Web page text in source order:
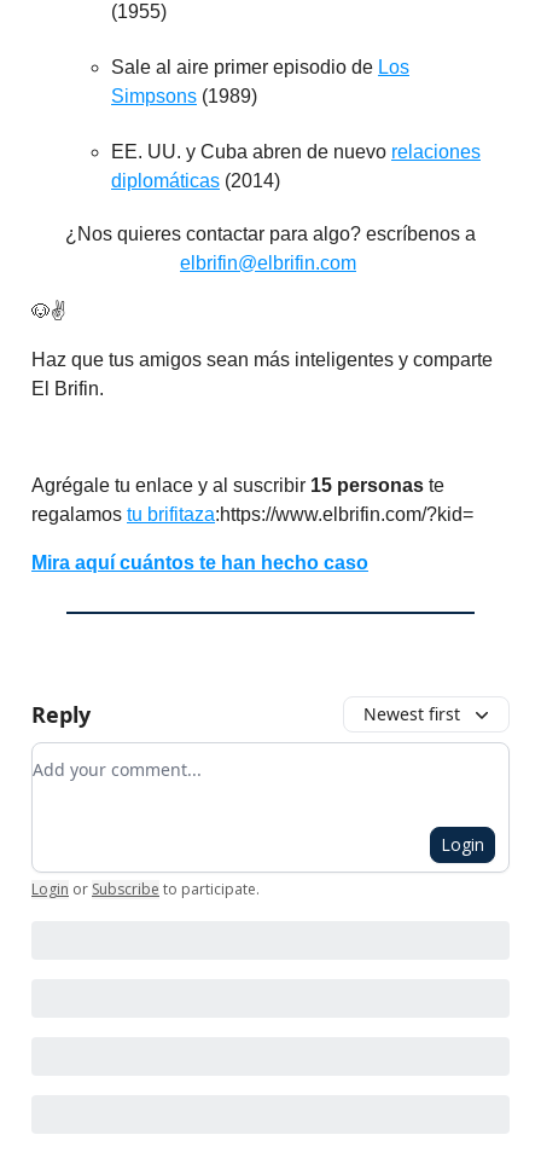
(1955)
Sale al aire primer episodio de Los
Simpsons (1989)
EE. UU. y Cuba abren de nuevo relaciones
diplomáticas (2014)
¿Nos quieres contactar para algo? escríbenos a
elbrifin@elbrifin.com
🐶✌️
Haz que tus amigos sean más inteligentes y comparte
El Brifin.
Agrégale tu enlace y al suscribir 15 personas te
regalamos tu brifitaza:https://www.elbrifin.com/?kid=
Mira aquí cuántos te han hecho caso
Reply Newest first
Add your comment
Login
Login or Subscribe to participate.